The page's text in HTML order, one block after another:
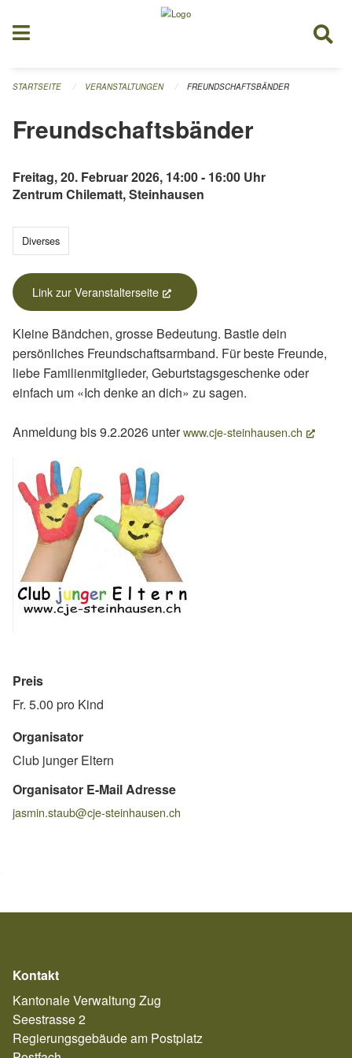
STARTSEITE VERANSTALTUNGEN FREUNDSCHAFTSBÄNDER
Freundschaftsbänder
Freitag, 20. Februar 2026, 14:00 - 16:00 Uhr
Zentrum Chilematt, Steinhausen
Diverses
Link zur Veranstalterseite (External Link)
Kleine Bändchen, grosse Bedeutung. Bastle dein
persönliches Freundschaftsarmband. Für beste Freunde,
liebe Familienmitglieder, Geburtstagsgeschenke oder
einfach um «Ich denke an dich» zu sagen.
Anmeldung bis 9.2.2026 unterwww.cje-steinhausen.ch
Preis
Fr. 5.00 pro Kind
Organisator
Club junger Eltern
Organisator E-Mail Adresse
jasmin.staub@cje-steinhausen.ch
Kontakt
Kantonale Verwaltung Zug
Seestrasse 2
Regierungsgebäude am Postplatz